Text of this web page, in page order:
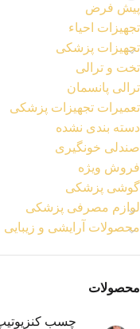
پیش فرض
تجهیزات احیاء
تجهیزات پزشکی
تخت و ترالی
ترالی پانسمان
تعمیرات تجهیزات پزشکی
دسته بندی نشده
صندلی خونگیری
فروش ویژه
گوشی پزشکی
لوازم مصرفی پزشکی
محصولات آرایشی و زیبایی
محصولات
چسب